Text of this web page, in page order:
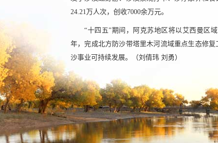
24.21万人次，创收7000余万元。
“十四五”期间，阿克苏地区将以艾西曼区
年，完成北方防沙带塔里木河流域重点生态修
沙事业可持续发展。（刘倩玮 刘勇）